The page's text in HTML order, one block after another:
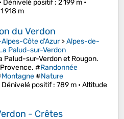
Dénivelé positif: 2 199 m •
918 m
du Verdon
Côte d'Azur>Alpes-de-
Palud-sur-Verdon
Palud-sur-Verdon et Rougon.
#Randonnée
Montagne#Nature
Dénivelé positif: 789 m •Altitude
- Crêtes